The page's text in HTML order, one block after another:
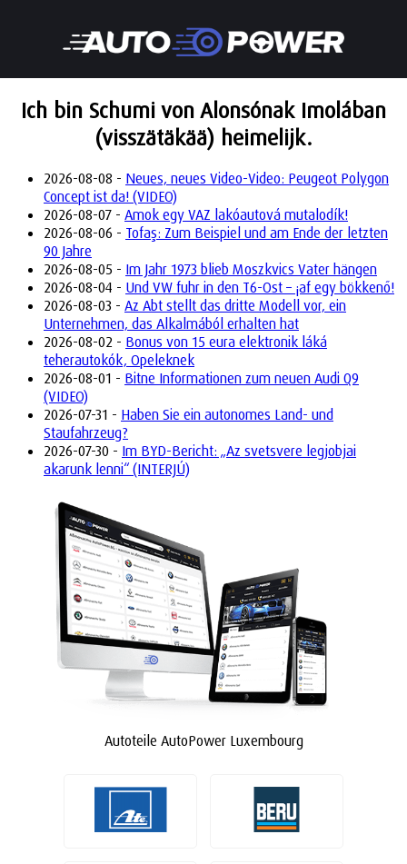
Ich bin Schumi von Alonsónak Imolában
(visszätäkää) heimelijk.
2026-08-08 - Neues, neues Video-Video: Peugeot Polygon
Concept ist da! (VIDEO)
2026-08-07 - Amok egy VAZ lakóautová mutalodík!
2026-08-06 - Tofaş: Zum Beispiel und am Ende der letzten
90 Jahre
2026-08-05 - Im Jahr 1973 blieb Moszkvics Vater hängen
2026-08-04 - Und VW fuhr in den T6-Ost – ¡af egy bökkenő!
2026-08-03 - Az Abt stellt das dritte Modell vor, ein
Unternehmen, das Alkalmából erhalten hat
2026-08-02 - Bonus von 15 eura elektronik láká
teherautokók, Opeleknek
2026-08-01 - Bitne Informationen zum neuen Audi Q9
(VIDEO)
2026-07-31 - Haben Sie ein autonomes Land- und
Staufahrzeug?
2026-07-30 - Im BYD-Bericht: „Az svetsvere legjobjai
akarunk lenni“ (INTERJÚ)
Autoteile AutoPower Luxembourg